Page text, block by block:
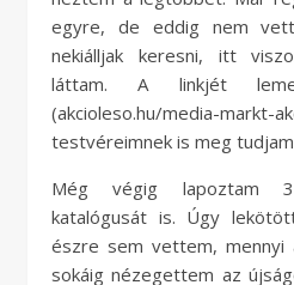
egyre, de eddig nem
nekiálljak keresni, itt
láttam. A linkjét
(akcioleso.hu/media-
testvéreimnek is meg
Még végig lapoztam 3
katalógusát is. Úgy
észre sem vettem,
sokáig nézegettem az